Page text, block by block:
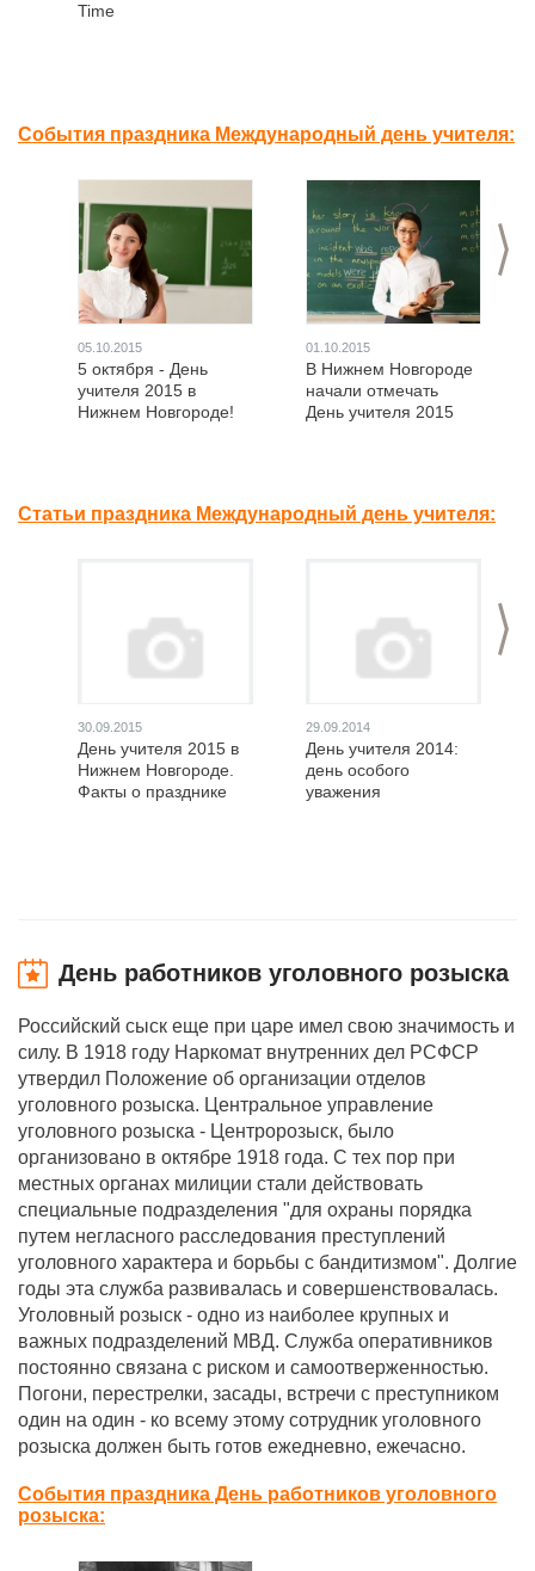
Time
События праздника Международный день учителя:
>
05.10.2015
5 октября - День
учителя 2015 в
Нижнем Новгороде!
01.10.2015
В Нижнем Новгороде
начали отмечать
День учителя 2015
Статьи праздника Международный день учителя:
>
30.09.2015
День учителя 2015 в
Нижнем Новгороде.
Факты о празднике
29.09.2014
День учителя 2014:
день особого
уважения
День работников уголовного розыска
Российский сыск еще при царе имел свою значимость и
силу. В 1918 году Наркомат внутренних дел РСФСР
утвердил Положение об организации отделов
уголовного розыска. Центральное управление
уголовного розыска - Центророзыск, было
организовано в октябре 1918 года. С тех пор при
местных органах милиции стали действовать
специальные подразделения "для охраны порядка
путем негласного расследования преступлений
уголовного характера и борьбы с бандитизмом". Долгие
годы эта служба развивалась и совершенствовалась.
Уголовный розыск - одно из наиболее крупных и
важных подразделений МВД. Служба оперативников
постоянно связана с риском и самоотверженностью.
Погони, перестрелки, засады, встречи с преступником
один на один - ко всему этому сотрудник уголовного
розыска должен быть готов ежедневно, ежечасно.
События праздника День работников уголовного
розыска: